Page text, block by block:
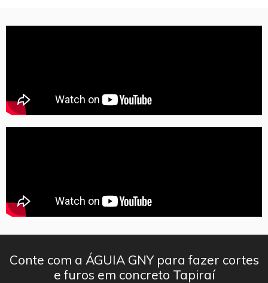
Conte com a ÁGUIA GNY para fazer cortes
e furos em concreto Tapiraí